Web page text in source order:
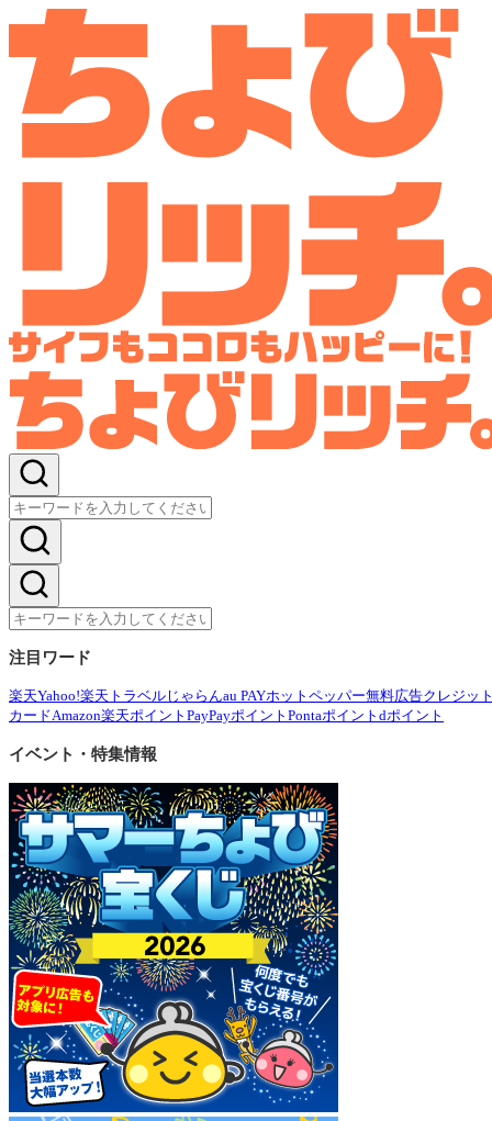
注目ワード
楽天Yahoo!楽天トラベル じゃらんau PAYホットペッパー無料広告クレジッ
カードAmazon楽天ポイント PayPayポイント Pontaポイント dポイント
イベント・特集情報